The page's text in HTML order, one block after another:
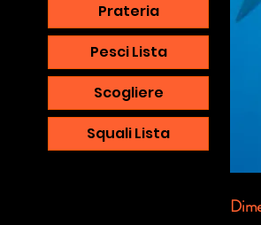
Prateria
Pesci Lista
Scogliere
Squali Lista